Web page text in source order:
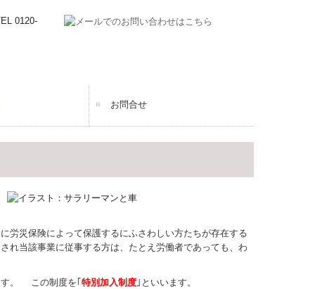
給付
お問合せ
災保険によって保護するにふさわしい方たちが存在する
れ当該事業に従事する方は、たとえ労働者であっても、わ
す。 この制度を｢ 特別加入制度 ｣といいます。